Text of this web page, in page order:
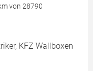
von 28790
KFZ Wallboxen